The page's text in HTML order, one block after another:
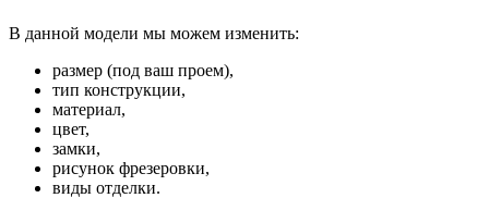
В данной модели мы можем изменить:
размер (под ваш проем),
тип конструкции,
материал,
цвет,
замки,
рисунок фрезеровки,
виды отделки.